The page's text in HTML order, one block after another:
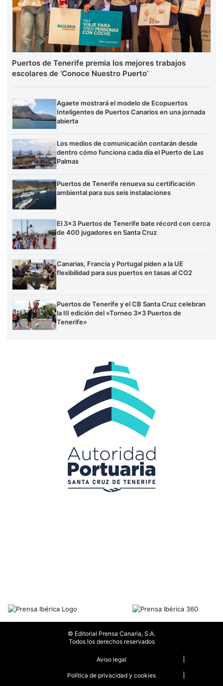
Puertos de Tenerife premia los mejores trabajos
escolares de ‘Conoce Nuestro Puerto’
Agaete mostrará el modelo de Ecopuertos
Inteligentes de Puertos Canarios en una jornada
abierta
Los medios de comunicación contarán desde
dentro cómo funciona cada día el Puerto de Las
Palmas
Puertos de Tenerife renueva su certificación
ambiental para sus seis instalaciones
El 3×3 Puertos de Tenerife bate récord con cerca
de 400 jugadores en Santa Cruz
Canarias, Francia y Portugal piden a la UE
flexibilidad para sus puertos en tasas al CO2
Puertos de Tenerife y el CB Santa Cruz celebran
la III edición del «Torneo 3×3 Puertos de
Tenerife»
© Editorial Prensa Canaria, S.A.
Todos los derechos reservados
Aviso legal
Política de privacidad y cookies